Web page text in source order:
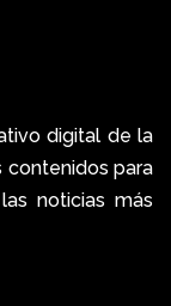
digital de la
contenidos para
noticias más